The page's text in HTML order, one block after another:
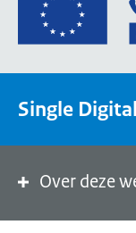
Single
Over deze